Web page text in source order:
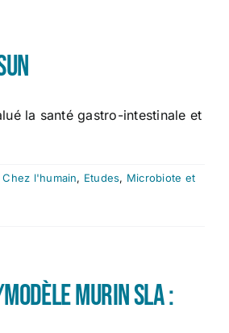
la santé gastro-intestinale et
Chez l'humain, Etudes, Microbiote et
murin SLA :